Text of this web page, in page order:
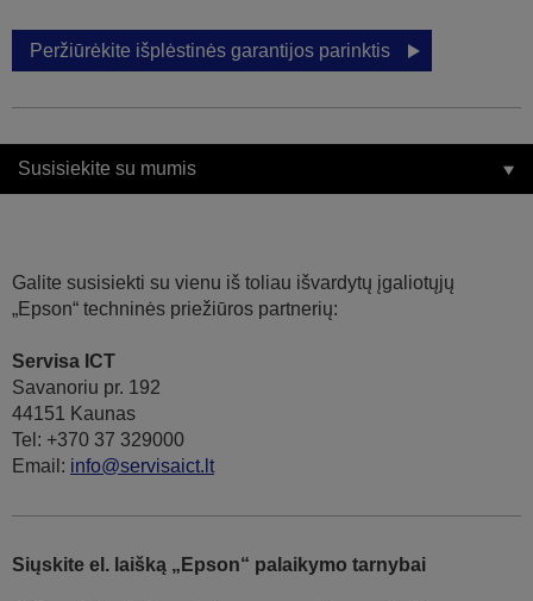
Peržiūrėkite išplėstinės garantijos parinktis
Susisiekite su mumis
Galite susisiekti su vienu iš toliau išvardytų įgaliotųjų
„Epson“ techninės priežiūros partnerių:
Servisa ICT
Savanoriu pr. 192
44151 Kaunas
Tel: +370 37 329000
Email: info@servisaict.lt
Siųskite el. laišką „Epson“ palaikymo tarnybai